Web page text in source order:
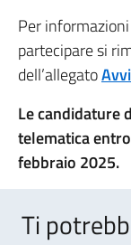
Per
partecipare si
dell’allegato
Le candidature
telematica
febbraio 2025.
Ti